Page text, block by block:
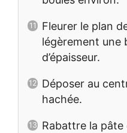
Fleurer le plan
légèrement une
d’épaisseur.
Déposer au
hachée.
Rabattre la